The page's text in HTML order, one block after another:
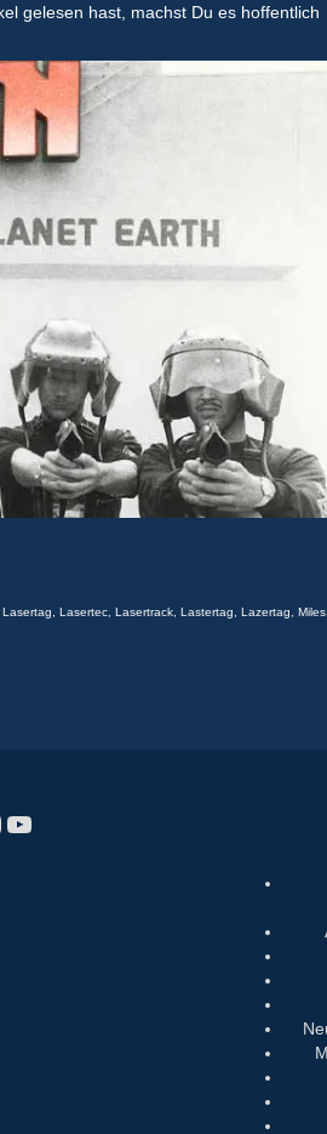
gelesen hast, machst Du es hoffentlich
Lasertag Lasertec Lasertrack Lastertag Lazertag Miles
YouTube